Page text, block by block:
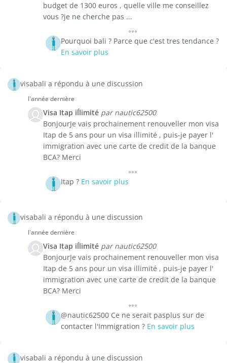
budget de 1300 euros , quelle ville me conseillez
vous ?je ne cherche pas ...
Pourquoi bali ? Parce que c'est tres tendance ?
En savoir plus
visabali a répondu à une discussion
l'année dernière
Visa Itap iĺlimité par nautic62500
BonjourJe vais prochainement renouveller mon visa
Itap de 5 ans pour un visa illimité , puis-je payer l'
immigration avec une carte de credit de la banque
BCA? Merci
Itap ? En savoir plus
visabali a répondu à une discussion
l'année dernière
Visa Itap iĺlimité par nautic62500
BonjourJe vais prochainement renouveller mon visa
Itap de 5 ans pour un visa illimité , puis-je payer l'
immigration avec une carte de credit de la banque
BCA? Merci
@nautic62500 Ce ne serait pasplus sur de
contacter l'Immigration ? En savoir plus
visabali a répondu à une discussion